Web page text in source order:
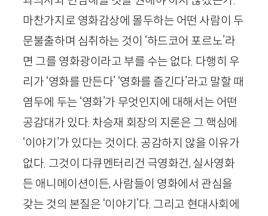
마찬가지로 영화감상에 몰두하는 어떤 사람이 두
문불출하며 심취하는 것이 ‘하드코어 포르노’라
면 그를 영화광이라고 부를 수는 없다. 다행히 우
리가 ‘영화를 만든다’ ‘영화를 즐긴다’라고 말할 때
염두에 두는 ‘영화’가 무엇인지에 대해서는 어떤
공감대가 있다. 차승재 회장의 지론은 그 핵심에
‘이야기’가 있다는 것이다. 공감하지 않을 이유가
없다. 그것이 다큐멘터리건 극영화건, 실사영화
든 애니메이션이든, 사람들이 영화에서 관심을
갖는 것의 본질은 ‘이야기’다. 그리고 현대사회에